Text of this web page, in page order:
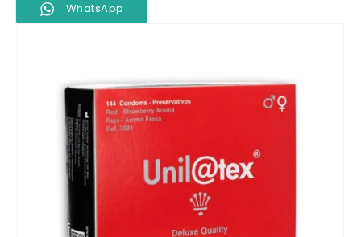
WhatsApp